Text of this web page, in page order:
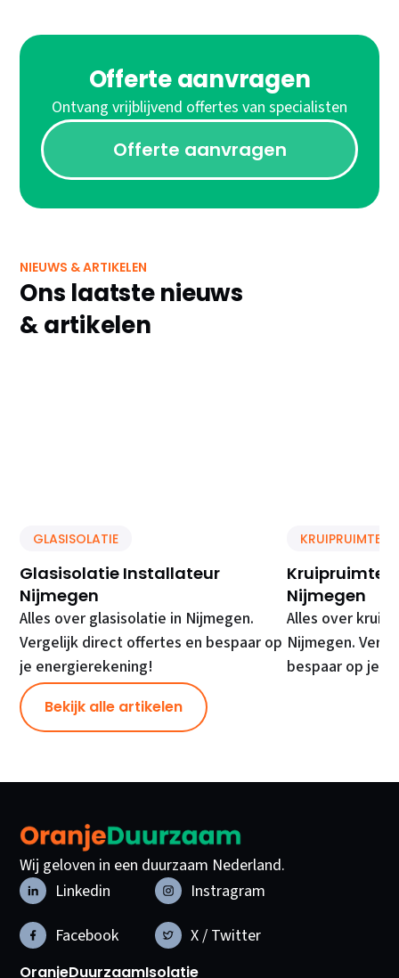
Offerte aanvragen
Ontvang vrijblijvend offertes van specialisten
Offerte aanvragen
NIEUWS & ARTIKELEN
Ons laatste nieuws
& artikelen
GLASISOLATIE
Glasisolatie Installateur
Nijmegen
Alles over glasisolatie in Nijmegen.
Vergelijk direct offertes en bespaar op
je energierekening!
KRUIPRUIMTE
Kruipruimte
Nijmegen
Alles over
Nijmegen.
bespaar op je
Bekijk alle artikelen
Wij geloven in een duurzaam Nederland.
Linkedin
Instragram
Facebook
X / Twitter
OranjeDuurzaamIsolatie